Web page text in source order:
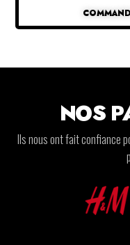
NOS
Ils nous ont fait confiance